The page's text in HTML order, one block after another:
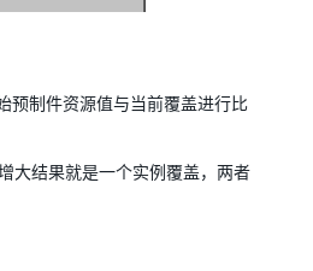
预制件资源值与当前覆盖进行比
大结果就是一个实例覆盖，两者